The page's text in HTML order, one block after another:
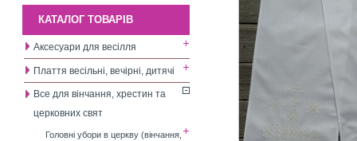
КАТАЛОГ ТОВАРІВ
Аксесуари для весілля
Плаття весільні, вечірні, дитячі
Все для вінчання, хрестин та
церковних свят
Головні убори в церкву (вінчання,